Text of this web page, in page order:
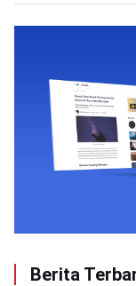
Berita